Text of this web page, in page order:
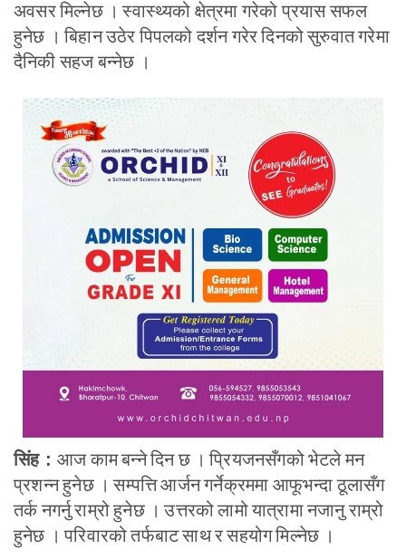
अवसर मिल्नेछ । स्वास्थ्यको क्षेत्रमा गरेको प्रयास सफल
हुनेछ । बिहान उठेर पिपलको दर्शन गरेर दिनको सुरुवात गरेमा
दैनिकी सहज बन्नेछ ।
सिंह : आज काम बन्ने दिन छ । प्रियजनसँगको भेटले मन
प्रशन्न हुनेछ । सम्पत्ति आर्जन गर्नेक्रममा आफूभन्दा ठूलासँग
तर्क नगर्नु राम्रो हुनेछ । उत्तरको लामो यात्रामा नजानु राम्रो
हुनेछ । परिवारको तर्फबाट साथ र सहयोग मिल्नेछ ।